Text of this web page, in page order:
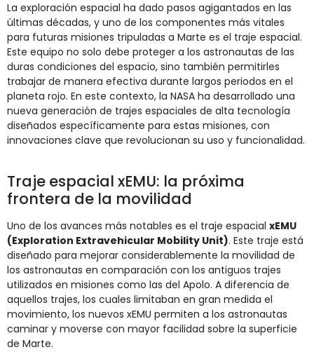
La exploración espacial ha dado pasos agigantados en las
últimas décadas, y uno de los componentes más vitales
para futuras misiones tripuladas a Marte es el traje espacial.
Este equipo no solo debe proteger a los astronautas de las
duras condiciones del espacio, sino también permitirles
trabajar de manera efectiva durante largos periodos en el
planeta rojo. En este contexto, la NASA ha desarrollado una
nueva generación de trajes espaciales de alta tecnología
diseñados específicamente para estas misiones, con
innovaciones clave que revolucionan su uso y funcionalidad.
Traje espacial xEMU: la próxima
frontera de la movilidad
Uno de los avances más notables es el traje espacial xEMU
(Exploration Extravehicular Mobility Unit). Este traje está
diseñado para mejorar considerablemente la movilidad de
los astronautas en comparación con los antiguos trajes
utilizados en misiones como las del Apolo. A diferencia de
aquellos trajes, los cuales limitaban en gran medida el
movimiento, los nuevos xEMU permiten a los astronautas
caminar y moverse con mayor facilidad sobre la superficie
de Marte.